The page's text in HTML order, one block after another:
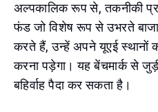
अल्पकालिक रूप से, तकनीकी
फंड जो विशेष रूप से उभरते
करते हैं, उन्हें अपने यूएई स्थानों
करना पड़ेगा। यह बेंचमार्क से
बहिर्वाह पैदा कर सकता है।